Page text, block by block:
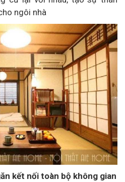
ngôi nhà
kết nối toàn bộ không gian